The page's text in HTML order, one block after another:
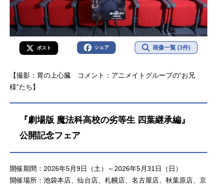
ポスト シェア 画像一覧 (3件)
【撮影：胃の上心臓 コメント：アニメイトグループの“お兄
様”たち】
『劇場版 魔法科高校の劣等生 四葉継承編』
公開記念フェア
開催期間：2026年5月9日（土）～2026年5月31日（日）
開催場所：池袋本店、仙台店、札幌店、名古屋店、秋葉原店、京